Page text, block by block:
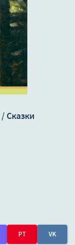
/ Сказки
PT VK